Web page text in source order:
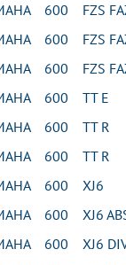
600 FZS
600 FZS
600 FZS
600 TT E
600 TT R
600 TT R
600 XJ6
600 XJ6
600 XJ6